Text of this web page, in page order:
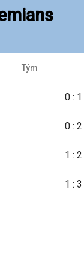
Tým
0 : 1
0 : 2
1 : 2
1 : 3